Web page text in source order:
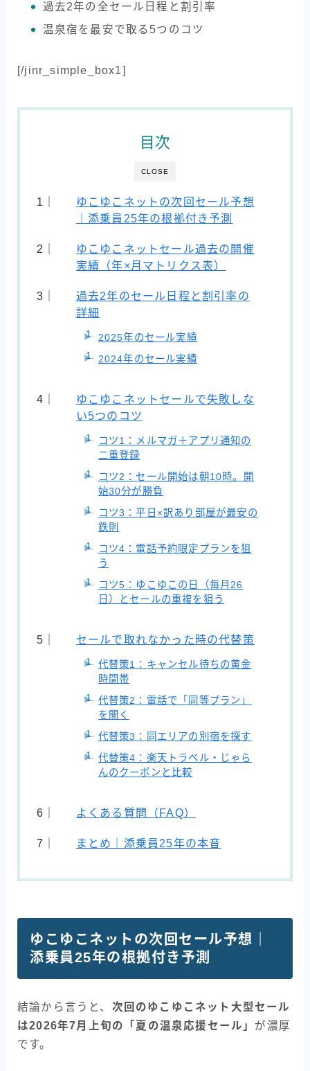
過去2年の全セール日程と割引率
温泉宿を最安で取る5つのコツ
[/jinr_simple_box1]
CLOSE
目次
ゆこゆこネットの次回セール予想
｜添乗員25年の根拠付き予測
ゆこゆこネットセール過去の開催
実績（年×月マトリクス表）
過去2年のセール日程と割引率の
詳細
2025年のセール実績
2024年のセール実績
ゆこゆこネットセールで失敗しな
い5つのコツ
コツ1：メルマガ＋アプリ通知の
二重登録
コツ2：セール開始は朝10時。開
始30分が勝負
コツ3：平日×訳あり部屋が最安の
鉄則
コツ4：電話予約限定プランを狙
う
コツ5：ゆこゆこの日（毎月26
日）とセールの重複を狙う
セールで取れなかった時の代替策
代替策1：キャンセル待ちの黄金
時間帯
代替策2：電話で「同等プラン」
を聞く
代替策3：同エリアの別宿を探す
代替策4：楽天トラベル・じゃら
んのクーポンと比較
よくある質問（FAQ）
まとめ｜添乗員25年の本音
ゆこゆこネットの次回セール予想｜
添乗員25年の根拠付き予測
結論から言うと、 次回のゆこゆこネット大型セール
は2026年7月上旬の「夏の温泉応援セール」 が濃厚
です。